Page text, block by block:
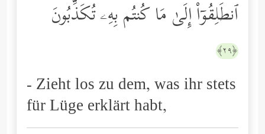
ٱنطَلِقُوۤاْ إِلَىٰ مَا كُنتُم بِهِۦ تُكَذِّبُونَ
﴿٢٩﴾
- Zieht los zu dem, was ihr stets
für Lüge erklärt habt,